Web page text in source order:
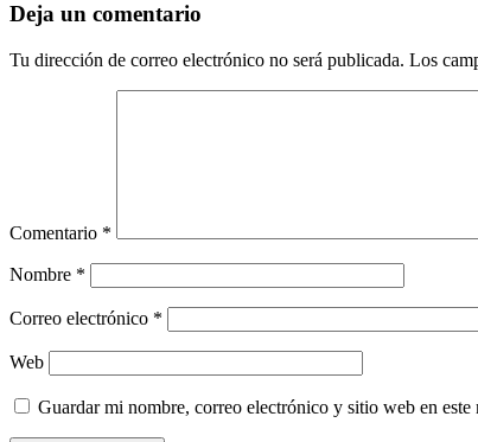
Deja un comentario
Tu dirección de correo electrónico no será publicada. Los
Comentario *
Nombre *
Correo electrónico *
Web
Guardar mi nombre, correo electrónico y sitio web en